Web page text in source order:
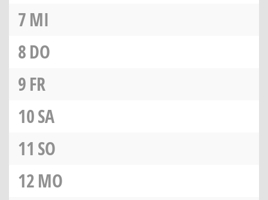
7MI
8DO
9FR
10SA
11 SO
12MO